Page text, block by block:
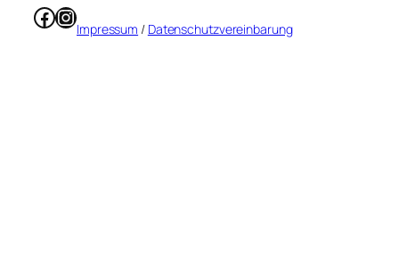
Facebook
Instagram
Impressum / Datenschutzvereinbarung